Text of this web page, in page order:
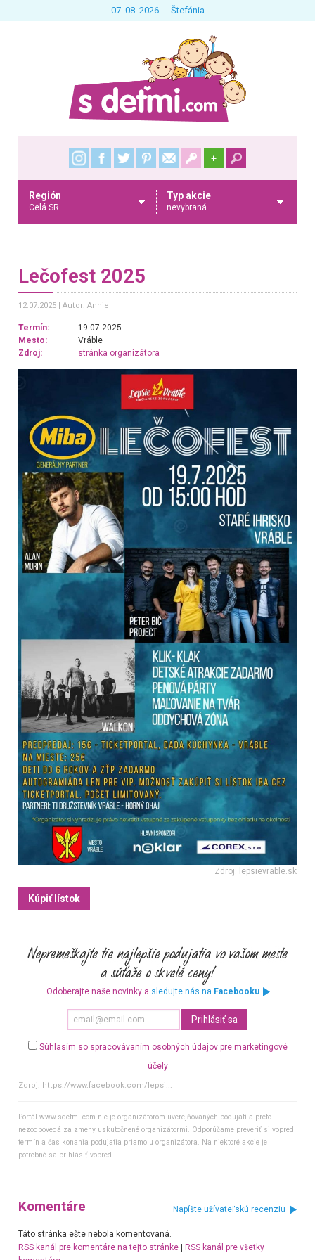
07. 08. 2026 Štefánia
+
Región
Celá SR
Typ akcie
nevybraná
Lečofest 2025
12.07.2025 Autor: Annie
Termín:
19.07.2025
Mesto:
Vráble
Zdroj:
stránka organizátora
Zdroj: lepsievrable.sk
Kúpiť lístok
Odoberajte naše novinky a sledujte nás na Facebooku
Súhlasím so spracovávaním osobných údajov pre marketingové
účely
Zdroj: https://www.facebook.com/lepsi...
Portál www.sdetmi.com nie je organizátorom uverejňovaných podujatí a preto
nezodpovedá za zmeny uskutočnené organizátormi. Odporúčame preveriť si vopred
termín a čas konania podujatia priamo u organizátora. Na niektoré akcie je
potrebné sa prihlásiť vopred.
Komentáre Napíšte užívateľskú recenziu
Táto stránka ešte nebola komentovaná.
RSS kanál pre komentáre na tejto stránke| RSS kanál pre všetky